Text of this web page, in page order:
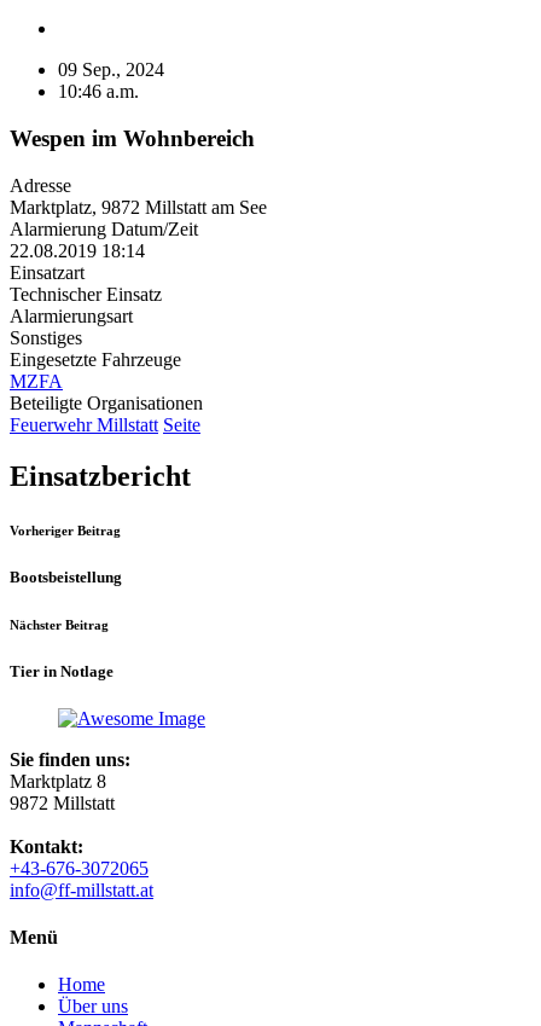
09 Sep., 2024
10:46 a.m.
Wespen im Wohnbereich
Adresse
Marktplatz, 9872 Millstatt am See
Alarmierung Datum/Zeit
22.08.2019 18:14
Einsatzart
Technischer Einsatz
Alarmierungsart
Sonstiges
Eingesetzte Fahrzeuge
MZFA
Beteiligte Organisationen
Feuerwehr Millstatt Seite
Einsatzbericht
Vorheriger Beitrag
Bootsbeistellung
Nächster Beitrag
Tier in Notlage
Sie finden uns:
Marktplatz 8
9872 Millstatt
Kontakt:
+43-676-3072065
info@ff-millstatt.at
Menü
Home
Über uns